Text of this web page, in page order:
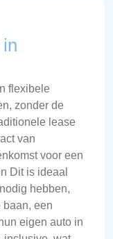
flexibele
zonder de
lease
van
voor een
Dit is ideaal
hebben,
een
eigen auto in